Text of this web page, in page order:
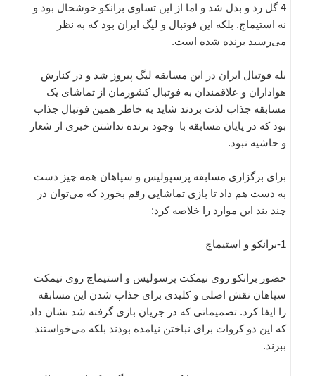
4 گل رد و بدل شد و اما از این تساوی برانکو خوشحال بود و
نه استیماچ. بلکه این فوتبال و لیگ ایران بود که به نظر
می‌رسید برنده شده است.
بله فوتبال ایران در این مسابقه لیگ پیروز شد و در کنارش
هواداران و علاقمندان به فوتبال کشورمان از تماشای یک
مسابقه جذاب لذت بردند شاید به خاطر همین فوتبال جذاب
بود که در پایان مسابقه با وجود برنده نداشتن خبری از شعار
و حاشیه نبود.
برای برگزاری مسابقه پرسپولیس و سپاهان همه چیز دست
به دست هم داد تا بازی تماشایی رقم بخورد که می‌توان در
چند بند این موارد را خلاصه کرد:
1-برانکو و استیماچ
حضور برانکو روی نیمکت پرسولیس و استیماچ روی نیمکت
سپاهان نقش اصلی و کلیدی برای جذاب شدن این مسابقه
را ایفا کرد. تصمیماتی که در جریان بازی گرفته شد نشان داد
که این دو کروات برای نباختن نیامده بودند بلکه می‌خواستند
ببرند.